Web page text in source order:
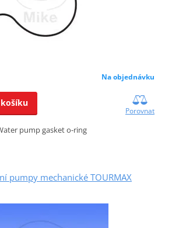
Na objednávku
košíku
Porovnat
pump gasket o-ring
pumpy mechanické TOURMAX